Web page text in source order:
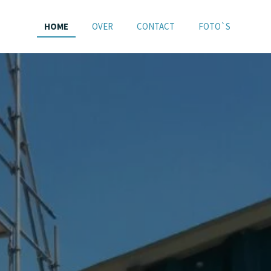
HOME OVER CONTACT FOTO`S